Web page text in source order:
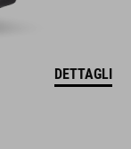
DETTAGLI